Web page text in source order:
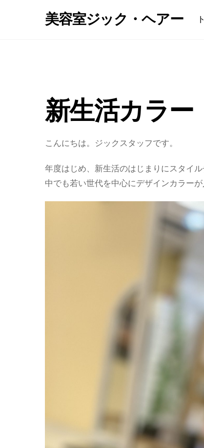
美容室ジック・ヘアー
新生活カラー
こんにちは。ジックスタッフです。
年度はじめ、新生活のはじまりにスタイ
中でも若い世代を中心にデザインカラーが